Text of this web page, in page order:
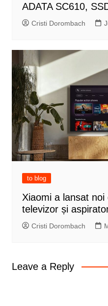
ADATA SC610,
Cristi Dorombach
to blog
Xiaomi a lansat noi
televizor și
Cristi Dorombach
Leave a Reply